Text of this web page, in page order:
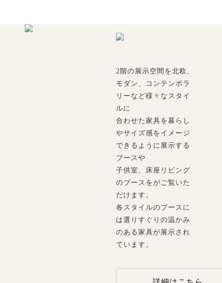
2階の展示空間を北欧、
モダン、コンテンポラ
リーなど様々なスタイ
ルに
合わせた家具を暮らし
やサイズ感をイメージ
できるように展示する
ブースや
子供室、床座リビング
のブースをがご覧いた
だけます。
各スタイルのブースに
は選りすぐりの温かみ
のある家具が展示され
ています。